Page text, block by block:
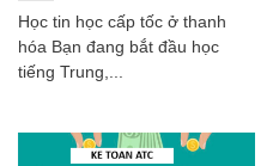
Học tin học cấp tốc ở thanh
hóa Bạn đang bắt đầu học
tiếng Trung,...